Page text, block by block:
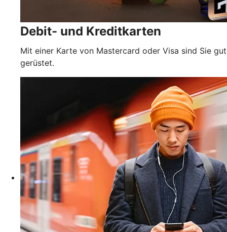
Debit- und Kreditkarten
Mit einer Karte von Mastercard oder Visa sind Sie gut
gerüstet.